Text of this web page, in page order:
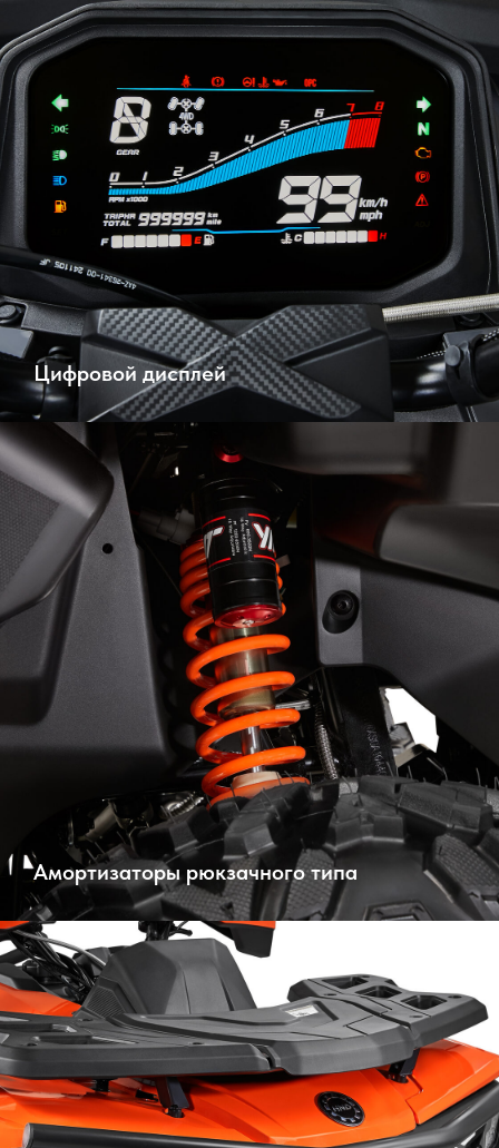
Цифровой дисплей
Амортизаторы рюкзачного типа